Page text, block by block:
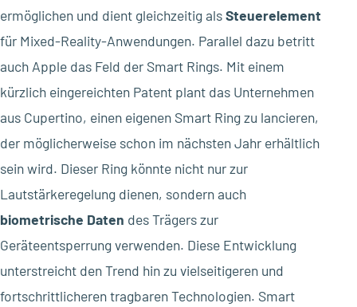
ermöglichen und dient gleichzeitig alsSteuerelement
für Mixed-Reality-Anwendungen. Parallel dazu betritt
auch Apple das Feld der Smart Rings. Mit einem
kürzlich eingereichten Patent plant das Unternehmen
aus Cupertino, einen eigenen Smart Ring zu lancieren,
der möglicherweise schon im nächsten Jahr erhältlich
sein wird. Dieser Ring könnte nicht nur zur
Lautstärkeregelung dienen, sondern auch
biometrische Daten des Trägers zur
Geräteentsperrung verwenden. Diese Entwicklung
unterstreicht den Trend hin zu vielseitigeren und
fortschrittlicheren tragbaren Technologien. Smart